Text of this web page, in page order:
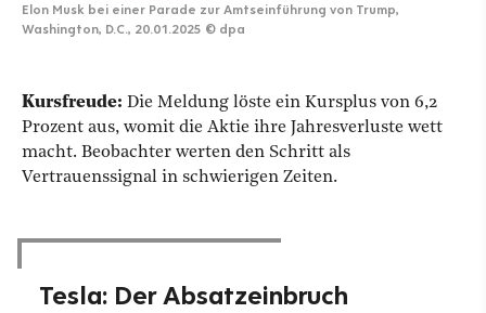
Elon Musk bei einer Parade zur Amtseinführung von Trump,
Washington, D.C., 20.01.2025 © dpa
Kursfreude: Die Meldung löste ein Kursplus von 6,2
Prozent aus, womit die Aktie ihre Jahresverluste wett
macht. Beobachter werten den Schritt als
Vertrauenssignal in schwierigen Zeiten.
Tesla: Der Absatzeinbruch